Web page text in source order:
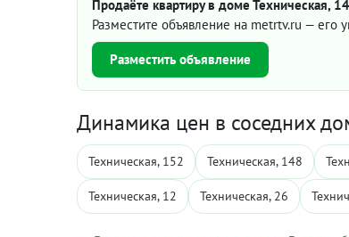
Продаёте квартиру в доме Техническая,
Разместите объявление на metrtv.ru — его
Разместить объявление
Динамика цен в соседних
Техническая, 152 Техническая, 148
Техническая, 12 Техническая, 26